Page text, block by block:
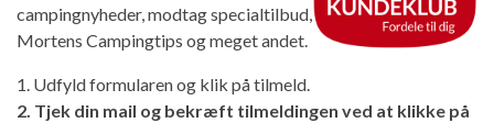
campingnyheder, modtag specialtilbud,
Mortens Campingtips og meget andet.
1. Udfyld formularen og klik på tilmeld.
2. Tjek din mail og bekræft tilmeldingen ved at klikke på